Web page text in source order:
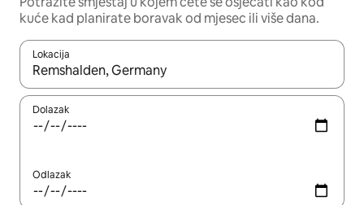
kuće kad planirate boravak od mjesec ili više dana.
Lokacija
Kada budu dostupni rezultati, moći ćete ih pregledati
Dolazak
Odlazak